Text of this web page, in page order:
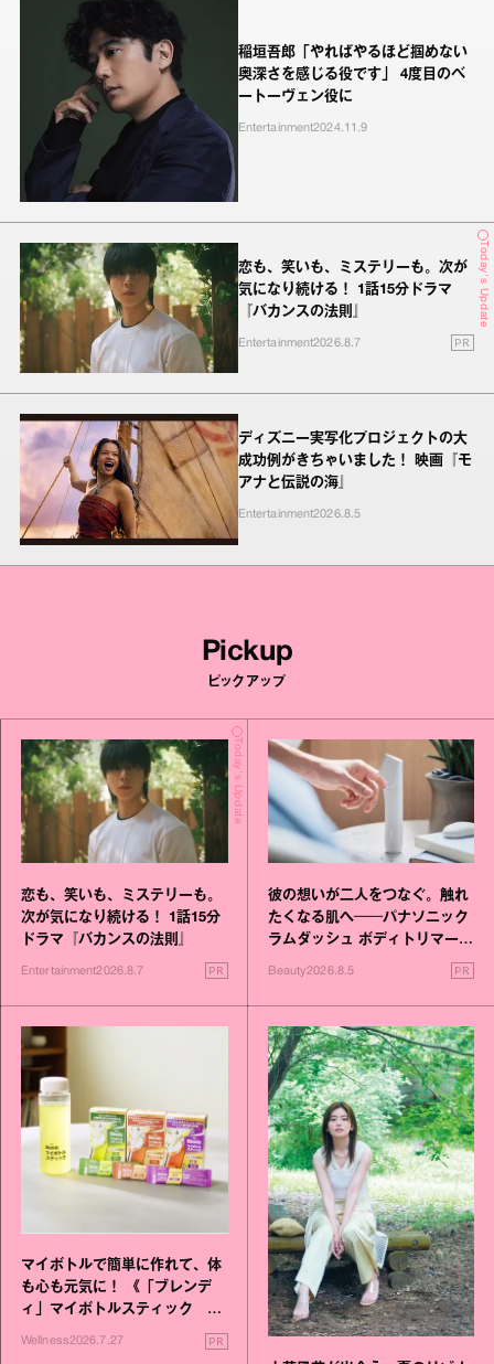
稲垣吾郎「やればやるほど掴めない
奥深さを感じる役です」 4度目のベ
ートーヴェン役に
Entertainment2024.11.9
Today's Update
恋も、笑いも、ミステリーも。次が
気になり続ける！ 1話15分ドラマ
『バカンスの法則』
Entertainment2026.8.7 PR
ディズニー実写化プロジェクトの大
成功例がきちゃいました！ 映画『モ
アナと伝説の海』
Entertainment2026.8.5
Pickup
ピックアップ
Today's Update
恋も、笑いも、ミステリーも。
次が気になり続ける！ 1話15分
ドラマ『バカンスの法則』
Entertainment2026.8.7 PR
彼の想いが二人をつなぐ。触れ
たくなる肌へ──パナソニック
ラムダッシュ ボディトリマーが
Beauty2026.8.5 PR
マイボトルで簡単に作れて、体
も心も元気に！ 《「ブレンデ
ィ」マイボトルスティック い
いこと毎日》シリーズが誕生
Wellness2026.7.27 PR